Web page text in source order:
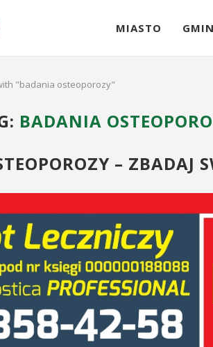
MIASTO
"badania osteoporozy"
BADANIA
– ZBADAJ